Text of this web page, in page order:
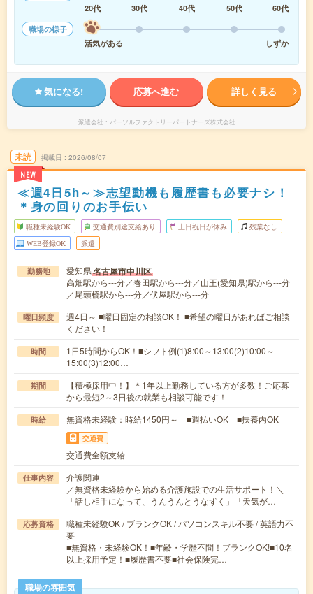
20代
30代 40代 50代
60代
職場の様子
活気がある
しずか
気になる! 応募へ進む 詳しく見る
派遣会社 パーソルファクトリーパートナーズ株式会社
未読
NEW
掲載日 2026/08/07
≪週4日5h～≫志望動機も履歴書も必要ナシ！
＊身の回りのお手伝い
職種未経験OK 交通費別途支給あり 土日祝日が休み 残業なし
WEB登録OK 派遣
勤務地 愛知県名古屋市中川区
高畑駅から---分／春田駅から---分／山王(愛知県)駅から---分
／尾頭橋駅から---分／伏屋駅から---分
曜日頻度
週4日～ ■曜日固定の相談OK！ ■希望の曜日があればご相談
ください！
時間
1日5時間からOK！■シフト例(1)8:00～13:00(2)10:00～
15:00(3)12:00…
期間
【積極採用中！】＊1年以上勤務している方が多数！ご応募
から最短2～3日後の就業も相談可能です！
時給 無資格未経験：時給1450円～ ■週払いOK ■扶養内OK
交通費
交通費全額支給
仕事内容
介護関連
／無資格未経験から始める介護施設での生活サポート！＼
「話し相手になって、うんうんとうなずく」「天気が…
応募資格
職種未経験OK / ブランクOK / パソコンスキル不要 / 英語力不
要
■無資格・未経験OK！■年齢・学歴不問！ブランクOK!■10名
以上採用予定！■履歴書不要■社会保険完…
職場の雰囲気